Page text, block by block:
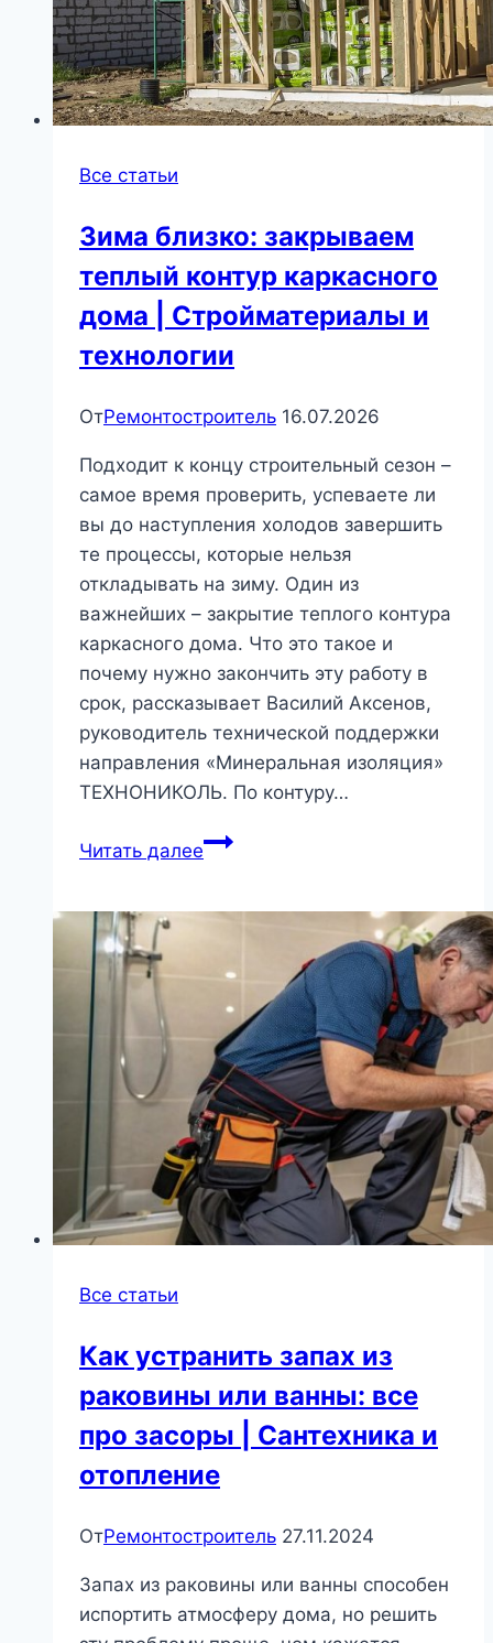
Все статьи
Зима близко: закрываем
теплый контур каркасного
дома | Стройматериалы и
технологии
ОтРемонтостроитель 16.07.2026
Подходит к концу строительный сезон –
самое время проверить, успеваете ли
вы до наступления холодов завершить
те процессы, которые нельзя
откладывать на зиму. Один из
важнейших – закрытие теплого контура
каркасного дома. Что это такое и
почему нужно закончить эту работу в
срок, рассказывает Василий Аксенов,
руководитель технической поддержки
направления «Минеральная изоляция»
ТЕХНОНИКОЛЬ. По контуру…
Читать далееЗима
каркасного
дома
Стройматериалы
и
технологии
Все статьи
Как устранить запах из
раковины или ванны: все
про засоры | Сантехника и
отопление
ОтРемонтостроитель 27.11.2024
Запах из раковины или ванны способен
испортить атмосферу дома, но решить